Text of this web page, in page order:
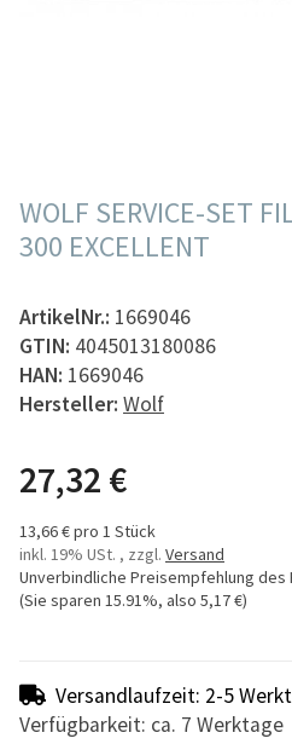
WOLF SERVICE-SET
300 EXCELLENT
ArtikelNr.: 1669046
GTIN: 4045013180086
HAN: 1669046
Hersteller: Wolf
27,32 €
13,66 € pro 1 Stück
inkl. 19% USt. , zzgl. Versand
Unverbindliche Preisempfehlung des
(Sie sparen 15.91%, also 5,17 €)
Versandlaufzeit: 2-5
Verfügbarkeit: ca. 7 Werktage